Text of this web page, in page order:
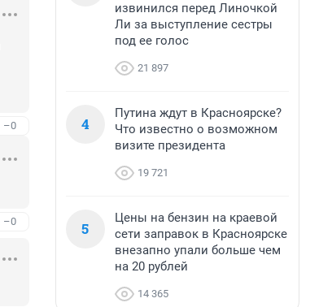
–0
–0
извинился перед Линочкой
Ли за выступление сестры
под ее голос
21 897
4
Путина ждут в Красноярске?
Что известно о возможном
визите президента
19 721
5
Цены на бензин на краевой
сети заправок в Красноярске
внезапно упали больше чем
на 20 рублей
14 365